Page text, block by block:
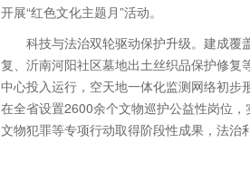
开展“红色文化主题月”活动。
科技与法治双轮驱动保护升级。建成覆
复、沂南河阳社区墓地出土丝织品保护修
中心投入运行，空天地一体化监测网络初步
在全省设置2600余个文物巡护公益性岗位
文物犯罪等专项行动取得阶段性成果，法治